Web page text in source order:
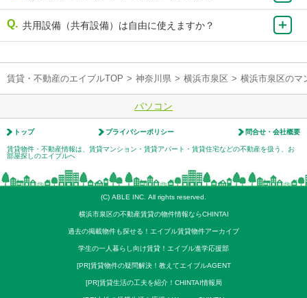
共用設備（共有設備）は自由に使えますか？
賃貸・不動産のエイブルTOP > 神奈川県 > 横浜市泉区 > 横浜市泉区のマ
パソコン
トップ プライバシーポリシー 問合せ・会社概要
賃貸物件・不動産情報は、賃貸マンション・賃貸アパート・賃貸住宅などの不動産を扱う、お
部屋探しのエイブルへ
(C) ABLE INC. All rights reserved.
横浜市泉区の不動産賃貸の物件情報ならCHINTAI
過去の掲載物件も探せる！エイブル賃貸物件アーカイブ
学生の一人暮らし向け賃貸！エイブル進学応援部
[PR]賃貸物件の疑問解決！教えてエイブルAGENT
[PR]賃貸生活の工夫を紹介！CHINTAI情報局